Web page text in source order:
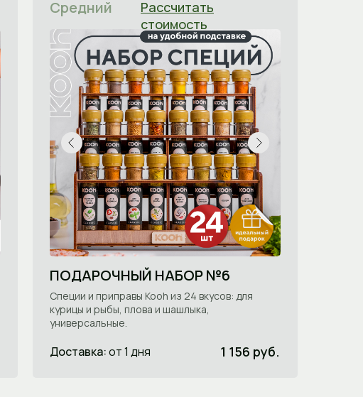
Средний
Рассчитать
стоимость
ПОДАРОЧНЫЙ НАБОР №6
Специи и приправы Kooh из 24 вкусов: для
курицы и рыбы, плова и шашлыка,
универсальные.
Доставка:от 1 дня 1 156 руб.